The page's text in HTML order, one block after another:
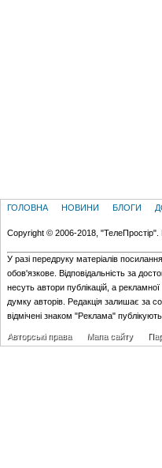
ГОЛОВНА НОВИНИ БЛОГИ
Copyright © 2006-2018, "ТелеПростір".
У разі передруку матеріалів
обов'язкове. Відповідальність за
несуть автори публікацій, а
думку авторів. Редакція залишає за
відмічені знаком "Реклама"
Авторські права Мапа сайту